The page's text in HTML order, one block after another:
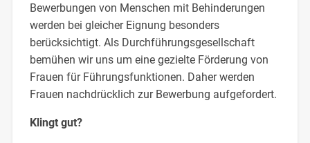
Bewerbungen von Menschen mit Behinderungen
werden bei gleicher Eignung besonders
berücksichtigt. Als Durchführungsgesellschaft
bemühen wir uns um eine gezielte Förderung von
Frauen für Führungsfunktionen. Daher werden
Frauen nachdrücklich zur Bewerbung aufgefordert.
Klingt gut?